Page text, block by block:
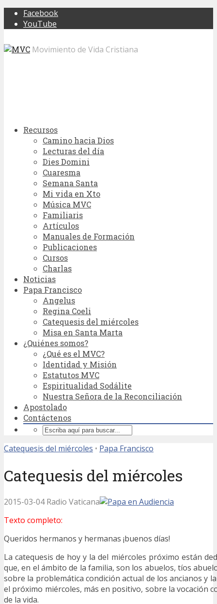
Facebook
YouTube
Movimiento de Vida Cristiana
Recursos
Camino hacia Dios
Lecturas del día
Dies Domini
Cuaresma
Semana Santa
Mi vida en Xto
Música MVC
Familiaris
Artículos
Manuales de Formación
Publicaciones
Cursos
Charlas
Noticias
Papa Francisco
Angelus
Regina Coeli
Catequesis del miércoles
Misa en Santa Marta
¿Quiénes somos?
¿Qué es el MVC?
Identidad y Misión
Estatutos MVC
Espiritualidad Sodálite
Nuestra Señora de la Reconciliación
Apostolado
Contáctenos
Catequesis del miércoles • Papa Francisco
Catequesis del miércoles
2015-03-04 Radio Vaticana
Texto completo:
Queridos hermanos y hermanas ¡buenos días!
La catequesis de hoy y la del miércoles próximo están
que, en el ámbito de la familia, son los abuelos, tíos
sobre la problemática condición actual de los ancianos y
el próximo miércoles, más en positivo, sobre la vocación
de la vida.